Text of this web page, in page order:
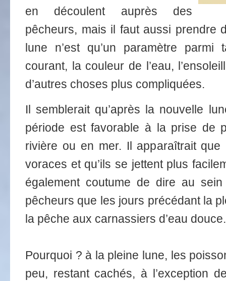
en découlent auprès des
pêcheurs, mais il faut aussi prendre
lune n’est qu’un paramètre parmi
courant, la couleur de l’eau,
d’autres choses plus compliquées.
Il semblerait qu’après la nouvelle
période est favorable à la prise de
rivière ou en mer. Il apparaîtrait
voraces et qu’ils se jettent plus
également coutume de dire au
pêcheurs que les jours précédant la
la pêche aux carnassiers d’eau douce.
Pourquoi ? à la pleine lune, les
peu, restant cachés, à l’exception